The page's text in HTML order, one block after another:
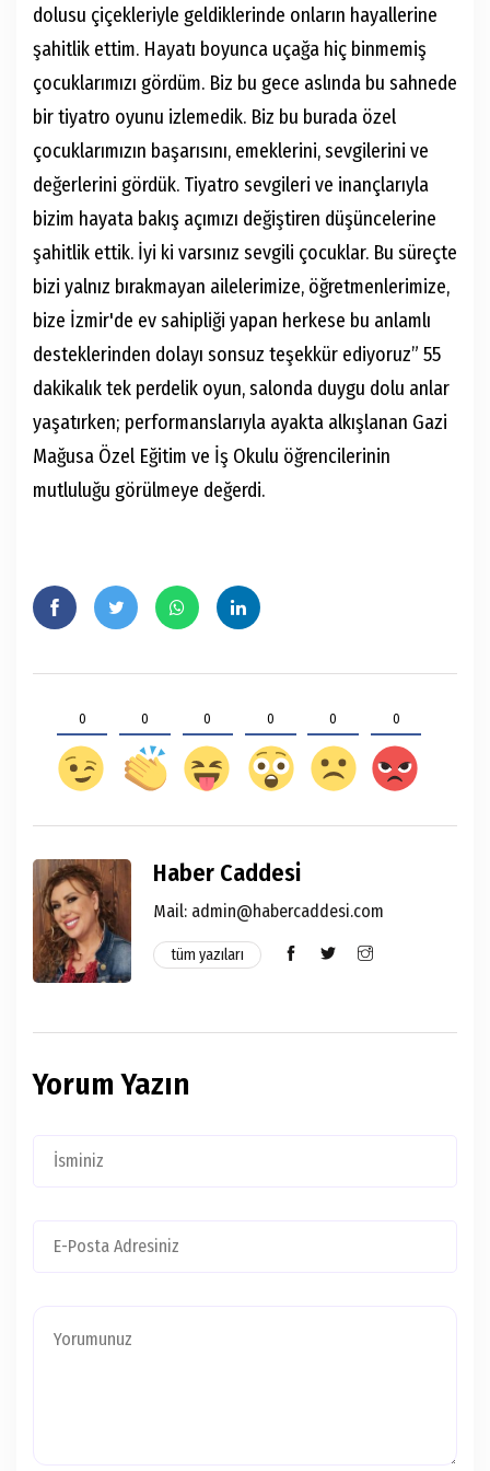
dolusu çiçekleriyle geldiklerinde onların hayallerine
şahitlik ettim. Hayatı boyunca uçağa hiç binmemiş
çocuklarımızı gördüm. Biz bu gece aslında bu sahnede
bir tiyatro oyunu izlemedik. Biz bu burada özel
çocuklarımızın başarısını, emeklerini, sevgilerini ve
değerlerini gördük. Tiyatro sevgileri ve inançlarıyla
bizim hayata bakış açımızı değiştiren düşüncelerine
şahitlik ettik. İyi ki varsınız sevgili çocuklar. Bu süreçte
bizi yalnız bırakmayan ailelerimize, öğretmenlerimize,
bize İzmir'de ev sahipliği yapan herkese bu anlamlı
desteklerinden dolayı sonsuz teşekkür ediyoruz” 55
dakikalık tek perdelik oyun, salonda duygu dolu anlar
yaşatırken; performanslarıyla ayakta alkışlanan Gazi
Mağusa Özel Eğitim ve İş Okulu öğrencilerinin
mutluluğu görülmeye değerdi.
0 0 0 0 0 0
Haber Caddesi
Mail: admin@habercaddesi.com
tüm yazıları
Yorum Yazın